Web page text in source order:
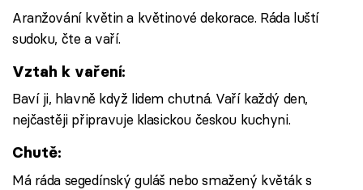
Aranžování květin a květinové dekorace. Ráda luští
sudoku, čte a vaří.
Vztah k vaření:
Baví ji, hlavně když lidem chutná. Vaří každý den,
nejčastěji připravuje klasickou českou kuchyni.
Chutě:
Má ráda segedínský guláš nebo smažený květák s